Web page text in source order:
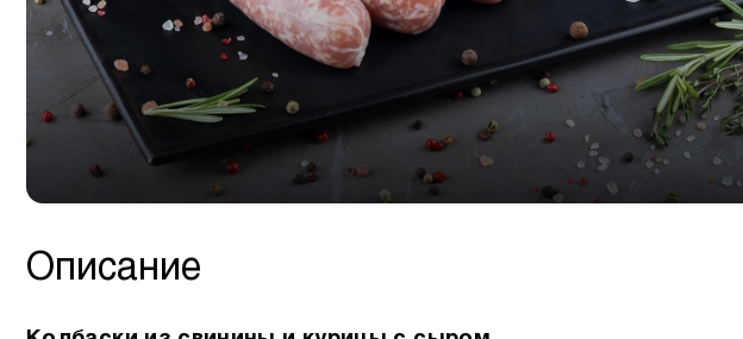
Сало
Птица
Курдючная баранина
Крольчатина
Мясторики для детей
Вареники
Овощи и зелень
Стейки Клаб
Стейки Оссобуко
Стейки Шатобриан
Стейки из птицы
Стейки свиные
Собственное производство
Мясная продукция
Консервация
Хлеб и выпечка
Мороженое Gelarty
Описание